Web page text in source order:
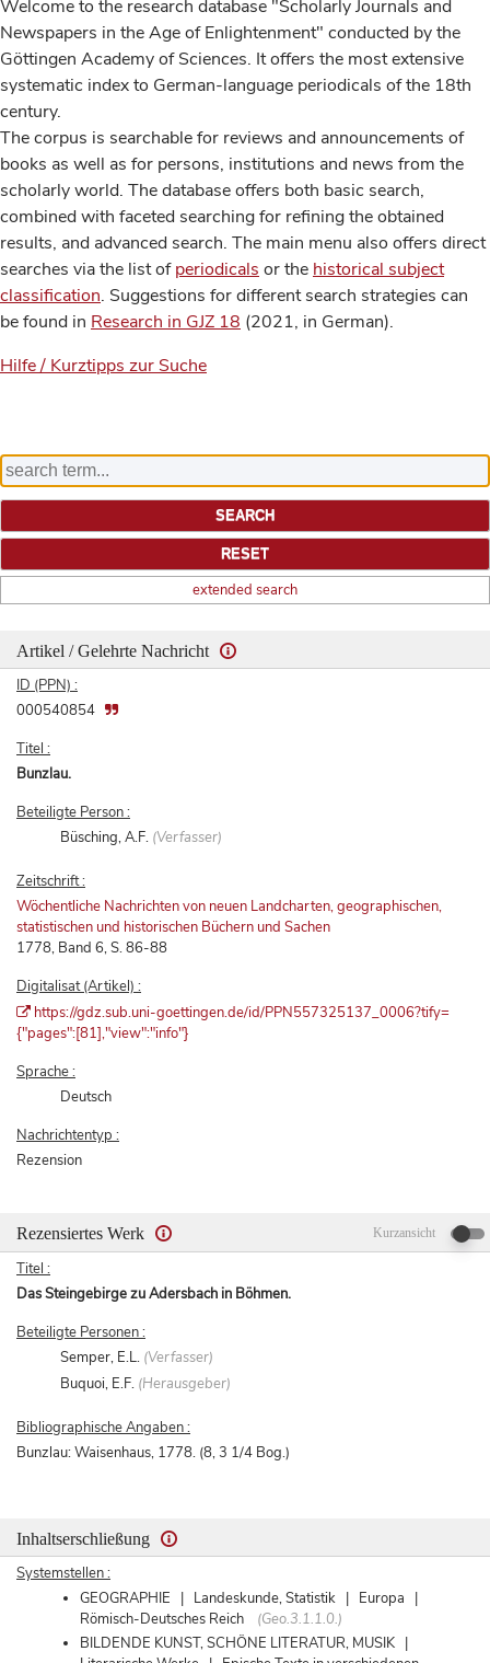
Welcome to the research database "Scholarly Journals and
Newspapers in the Age of Enlightenment" conducted by the
Göttingen Academy of Sciences. It offers the most extensive
systematic index to German-language periodicals of the 18th
century.
The corpus is searchable for reviews and announcements of
books as well as for persons, institutions and news from the
scholarly world. The database offers both basic search,
combined with faceted searching for refining the obtained
results, and advanced search. The main menu also offers direct
searches via the list ofperiodicals or the historical subject
classification. Suggestions for different search strategies can
be found in Research in GJZ 18 (2021, in German).
Hilfe / Kurztipps zur Suche
extended search
Artikel / Gelehrte Nachricht
ID (PPN) :
000540854
Titel :
Bunzlau.
Beteiligte Person :
Büsching, A.F. (Verfasser)
Zeitschrift :
Wöchentliche Nachrichten von neuen Landcharten, geographischen,
statistischen und historischen Büchern und Sachen
1778, Band 6, S. 86-88
Digitalisat (Artikel) :
https://gdz.sub.uni-goettingen.de/id/PPN557325137_0006?tify=
{"pages":[81],"view":"info"}
Sprache :
Deutsch
Nachrichtentyp :
Rezension
Rezensiertes Werk Kurzansicht
Titel :
Das Steingebirge zu Adersbach in Böhmen.
Beteiligte Personen :
Semper, E.L. (Verfasser)
Buquoi, E.F. (Herausgeber)
Bibliographische Angaben :
Bunzlau: Waisenhaus, 1778. (8, 3 1/4 Bog.)
Inhaltserschließung
Systemstellen :
GEOGRAPHIE | Landeskunde, Statistik | Europa |
Römisch-Deutsches Reich
(Geo.3.1.1.0.)
BILDENDE KUNST, SCHÖNE LITERATUR, MUSIK |